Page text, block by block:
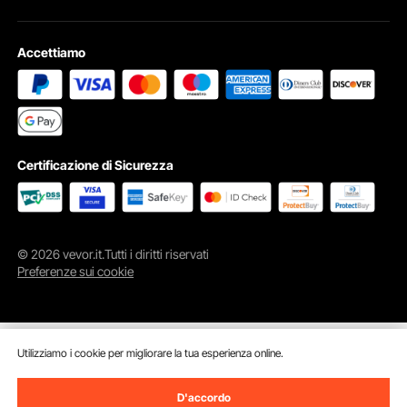
Accettiamo
Certificazione di Sicurezza
© 2026 vevor.it.Tutti i diritti riservati
Preferenze sui cookie
Utilizziamo i cookie per migliorare la tua esperienza online.
D'accordo